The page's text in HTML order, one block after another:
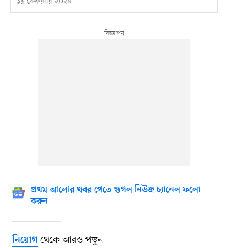
প্রথম আলোর খবর পেতে গুগল নিউজ চ্যানেল ফলো
করুন
নিয়োগথেকে আরও পড়ুন